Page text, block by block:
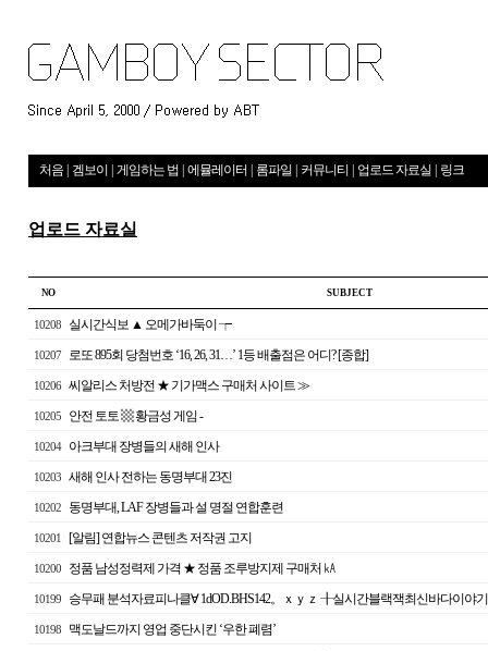
처음 겜보이 게임하는 법 에뮬레이터 롬파일 커뮤니티 업로드 자료실 링크
업로드 자료실
NO S U B J E C T
10208 실시간식보 ▲ 오메가바둑이 ┮
10207 로또 895회 당첨번호 ‘16, 26, 31…’ 1등 배출점은 어디? [종합]
10206 씨알리스 처방전 ★ 기가맥스 구매처 사이트 ≫
10205 안전 토토 ▩ 황금성 게임 -
10204 아크부대 장병들의 새해 인사
10203 새해 인사 전하는 동명부대 23진
10202 동명부대, LAF 장병들과 설 명절 연합훈련
10201 [알림] 연합뉴스 콘텐츠 저작권 고지
10200 정품 남성정력제 가격 ★ 정품 조루방지제 구매처 ㎄
10199 승무패 분석자료피나클∀ 1dOD.BHS142。ｘｙｚ ╂실시간블랙잭최신바다이야
10198 맥도날드까지 영업 중단시킨 ‘우한 폐렴’